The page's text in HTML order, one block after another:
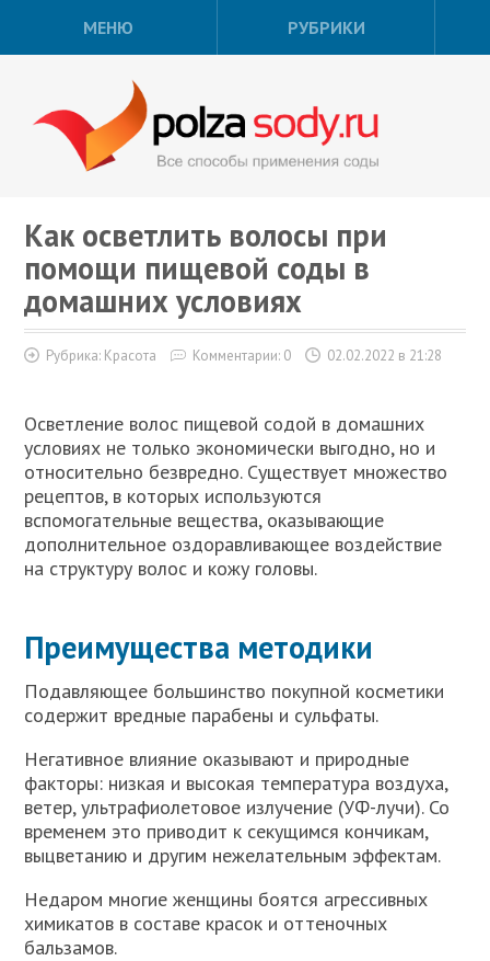
МЕНЮ РУБРИКИ
Как осветлить волосы при
помощи пищевой соды в
домашних условиях
Рубрика: Красота Комментарии: 0 02.02.2022 в 21:28
Осветление волос пищевой содой в домашних
условиях не только экономически выгодно, но и
относительно безвредно. Существует множество
рецептов, в которых используются
вспомогательные вещества, оказывающие
дополнительное оздоравливающее воздействие
на структуру волос и кожу головы.
Преимущества методики
Подавляющее большинство покупной косметики
содержит вредные парабены и сульфаты.
Негативное влияние оказывают и природные
факторы: низкая и высокая температура воздуха,
ветер, ультрафиолетовое излучение (УФ-лучи). Со
временем это приводит к секущимся кончикам,
выцветанию и другим нежелательным эффектам.
Недаром многие женщины боятся агрессивных
химикатов в составе красок и оттеночных
бальзамов.